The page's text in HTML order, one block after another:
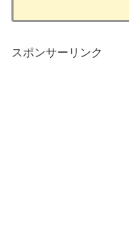
スポンサーリンク